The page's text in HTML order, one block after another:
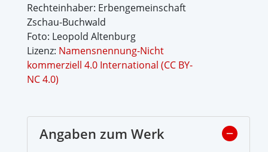
Rechteinhaber: Erbengemeinschaft
Zschau-Buchwald
Foto: Leopold Altenburg
Lizenz: Namensnennung-Nicht
kommerziell 4.0 International (CC BY-
NC 4.0)
Angaben zum Werk